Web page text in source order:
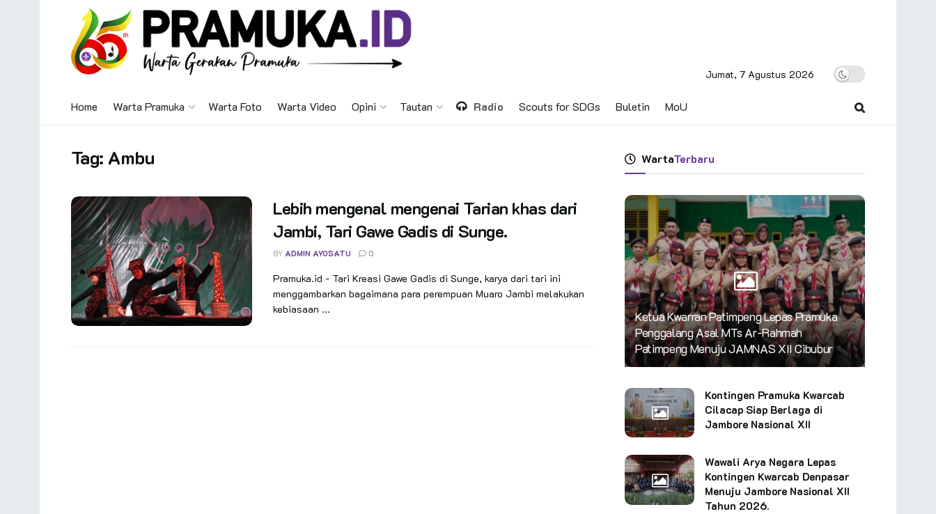
Jumat, 7 Agustus 2026
Home Warta Pramuka Warta Foto Warta Video Opini Tautan Radio Scouts for SDGs Buletin MoU
Tag: Ambu
Lebih mengenal mengenai Tarian khas dari
Jambi, Tari Gawe Gadis di Sunge.
BY ADMIN AYOSATU 0
Pramuka.id - Tari Kreasi Gawe Gadis di Sunge, karya dari tari ini
menggambarkan bagaimana para perempuan Muaro Jambi melakukan
kebiasaan ...
WartaTerbaru
Ketua Kwarran Patimpeng Lepas Pramuka
Penggalang Asal MTs Ar-Rahmah
Patimpeng Menuju JAMNAS XII Cibubur
Kontingen Pramuka Kwarcab
Cilacap Siap Berlaga di
Jambore Nasional XII
Wawali Arya Negara Lepas
Kontingen Kwarcab Denpasar
Menuju Jambore Nasional XII
Tahun 2026.